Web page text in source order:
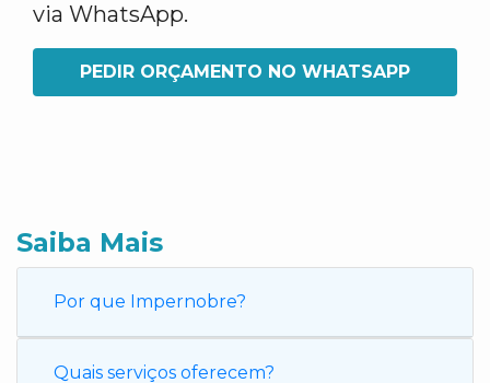
via WhatsApp.
PEDIR ORÇAMENTO NO WHATSAPP
Saiba Mais
Por que Impernobre?
Quais serviços oferecem?